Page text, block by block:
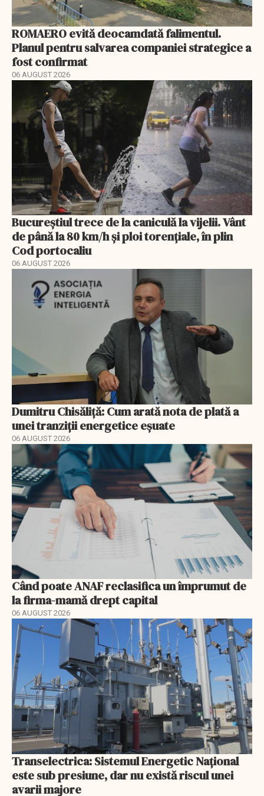
ROMAERO evită deocamdată falimentul.
Planul pentru salvarea companiei strategice a
fost confirmat
06 AUGUST 2026
Bucureștiul trece de la caniculă la vijelii. Vânt
de până la 80 km/h și ploi torențiale, în plin
Cod portocaliu
06 AUGUST 2026
Dumitru Chisăliță: Cum arată nota de plată a
unei tranziții energetice eșuate
06 AUGUST 2026
Când poate ANAF reclasifica un împrumut de
la firma-mamă drept capital
06 AUGUST 2026
Transelectrica: Sistemul Energetic Național
este sub presiune, dar nu există riscul unei
avarii majore